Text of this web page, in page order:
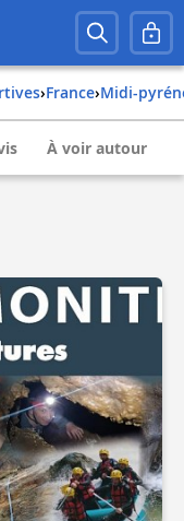
› france› midi-
À voir autour